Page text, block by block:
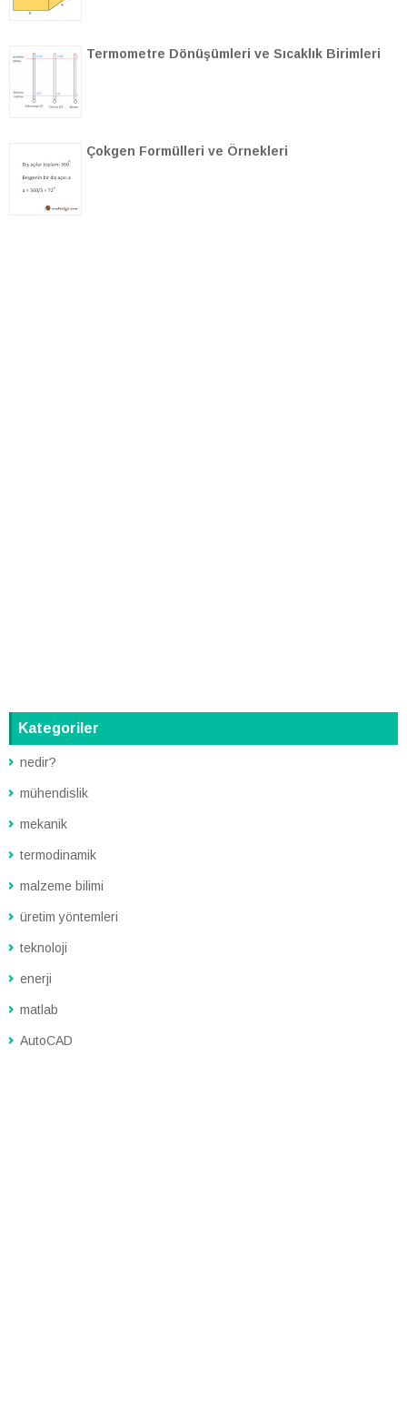
Termometre Dönüşümleri ve Sıcaklık Birimleri
Çokgen Formülleri ve Örnekleri
Kategoriler
nedir?
mühendislik
mekanik
termodinamik
malzeme bilimi
üretim yöntemleri
teknoloji
enerji
matlab
AutoCAD